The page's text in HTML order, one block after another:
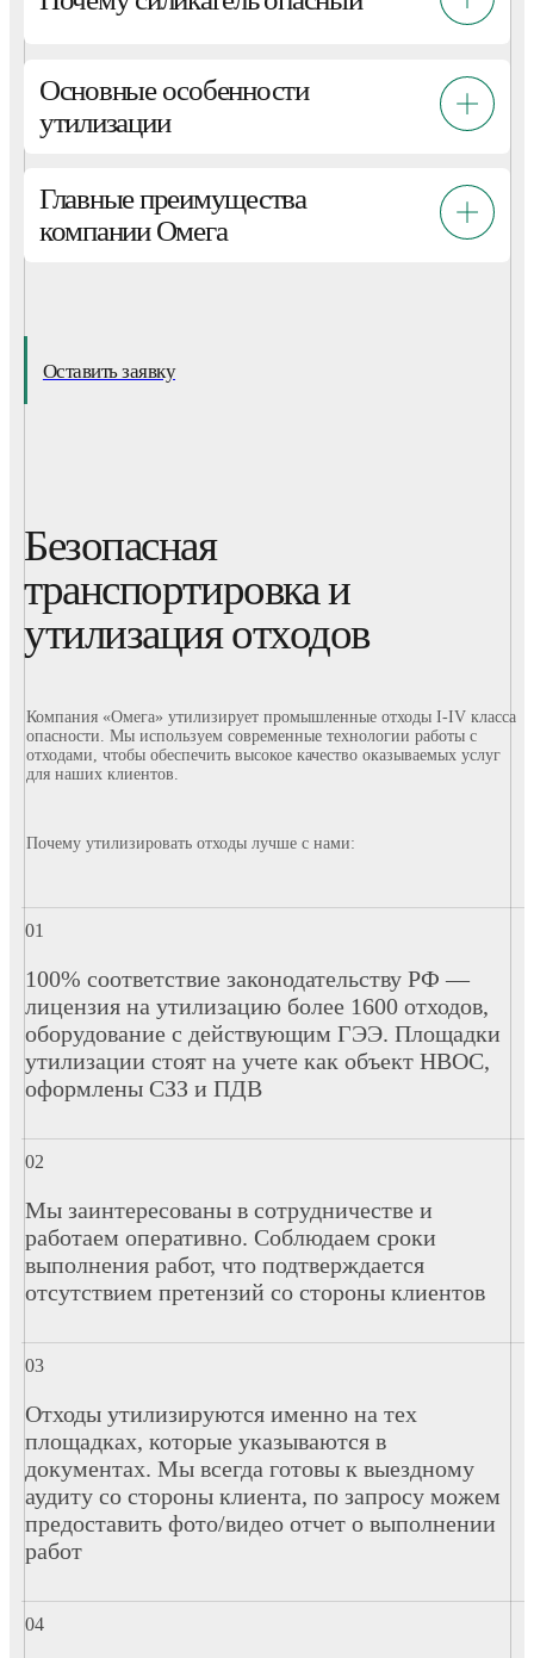
Основные особенности
утилизации
Главные преимущества
компании Омега
Оставить заявку
Безопасная
транспортировка и
утилизация отходов
Компания «Омега» утилизирует промышленные отходы I-IV класса
опасности. Мы используем современные технологии работы с
отходами, чтобы обеспечить высокое качество оказываемых услуг
для наших клиентов.
Почему утилизировать отходы лучше с нами:
100% соответствие законодательству РФ —
лицензия на утилизацию более 1600 отходов,
оборудование с действующим ГЭЭ. Площадки
утилизации стоят на учете как объект НВОС,
оформлены СЗЗ и ПДВ
Мы заинтересованы в сотрудничестве и
работаем оперативно. Соблюдаем сроки
выполнения работ, что подтверждается
отсутствием претензий со стороны клиентов
Отходы утилизируются именно на тех
площадках, которые указываются в
документах. Мы всегда готовы к выездному
аудиту со стороны клиента, по запросу можем
предоставить фото/видео отчет о выполнении
работ